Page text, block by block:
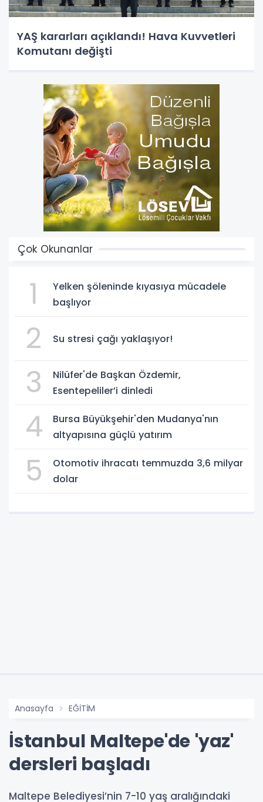
YAŞ kararları açıklandı! Hava Kuvvetleri
Komutanı değişti
Çok Okunanlar
1
Yelken şöleninde kıyasıya mücadele
başlıyor
2 Su stresi çağı yaklaşıyor!
3
Nilüfer'de Başkan Özdemir,
Esentepeliler’i dinledi
4
Bursa Büyükşehir'den Mudanya'nın
altyapısına güçlü yatırım
5
Otomotiv ihracatı temmuzda 3,6 milyar
dolar
Anasayfa EĞİTİM
İstanbul Maltepe'de 'yaz'
dersleri başladı
Maltepe Belediyesi’nin 7-10 yaş aralığındaki